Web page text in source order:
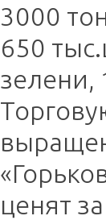
3000
650
зелени,
ценят